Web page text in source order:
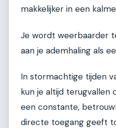
makkelijker in een
Je wordt weerbaarder
aan je ademhaling als
In stormachtige tijden
kun je altijd terugvallen
een constante,
directe toegang geeft